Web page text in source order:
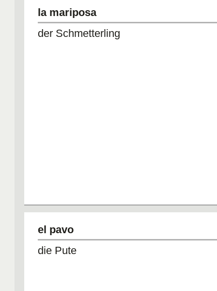
la mariposa
der Schmetterling
el pavo
die Pute